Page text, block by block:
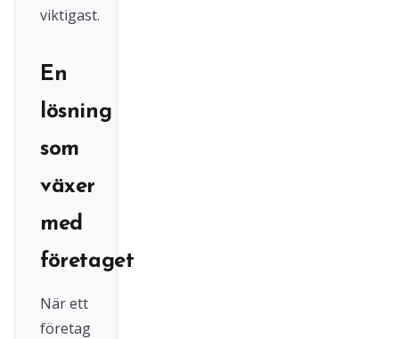
viktigast.
En
lösning
som
växer
med
företaget
När ett
företag